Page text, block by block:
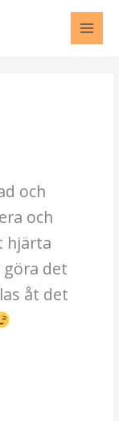
och
och
hjärta
det
åt det